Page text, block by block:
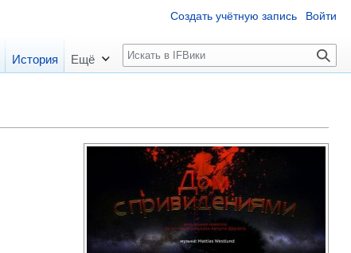
Создать учётную запись Войти
История Ещё
П
о
к